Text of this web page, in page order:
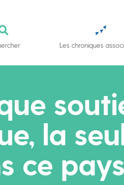
Les chroniques
la
ce